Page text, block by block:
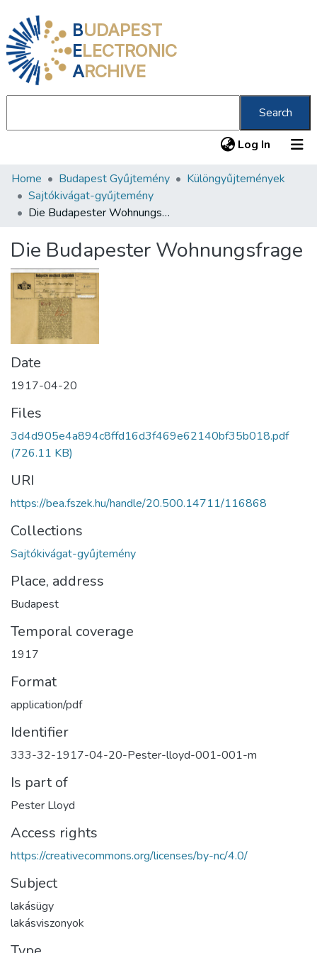
BUDAPEST
ELECTRONIC
ARCHIVE
Search
Log In (current)
Communities & Collections
All of DSpace
About us
Home Budapest Gyűjtemény
Különgyűjtemények
Sajtókivágat-gyűjtemény
Die Budapester Wohnungsfrage
Die Budapester Wohnungsfrage
Date
1917-04-20
Files
3d4d905e4a894c8ffd16d3f469e62140bf35b018.pdf
(726.11 KB)
URI
https://bea.fszek.hu/handle/20.500.14711/116868
Collections
Sajtókivágat-gyűjtemény
Place, address
Budapest
Temporal coverage
1917
Format
application/pdf
Identifier
333-32-1917-04-20-Pester-lloyd-001-001-m
Is part of
Pester Lloyd
Access rights
https://creativecommons.org/licenses/by-nc/4.0/
Subject
lakásügy
lakásviszonyok